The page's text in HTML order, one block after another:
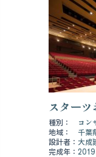
スター
種別： コン
地域：
千葉
設計者： 大成
完成年： 2019